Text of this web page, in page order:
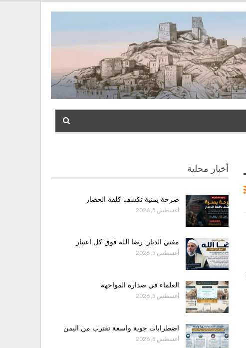
أخبار محلية
صرخة يمنية تكشف كلفة الحصار
أغسطس 5, 2026
مفتي الديار: رضا الله فوق كل اعتبار
أغسطس 5, 2026
العلماء في صدارة المواجهة
أغسطس 5, 2026
اضطرابات جوية واسعة تقترب من اليمن
أغسطس 5, 2026